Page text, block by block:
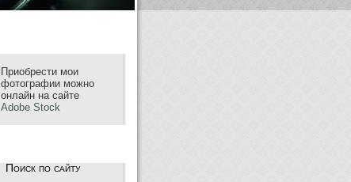
Приобрести мои
фотографии можно
онлайн на сайте
Adobe Stock
Поиск по сайту